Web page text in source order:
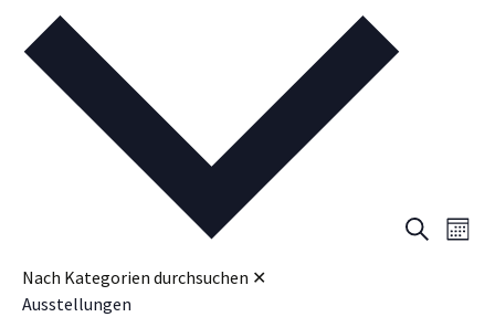
SucheMonat
wählen.
Nach Kategorien durchsuchen ✕
Ausstellungen